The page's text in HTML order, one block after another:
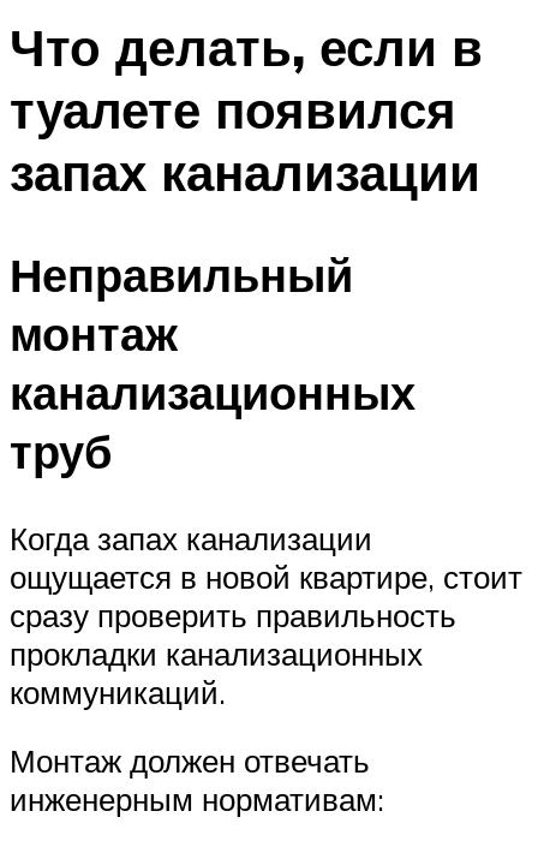
Меню
Что делать, если в
туалете появился
запах канализации
Неправильный
монтаж
канализационных
труб
Когда запах канализации
ощущается в новой квартире, стоит
сразу проверить правильность
прокладки канализационных
коммуникаций.
Монтаж должен отвечать
инженерным нормативам: